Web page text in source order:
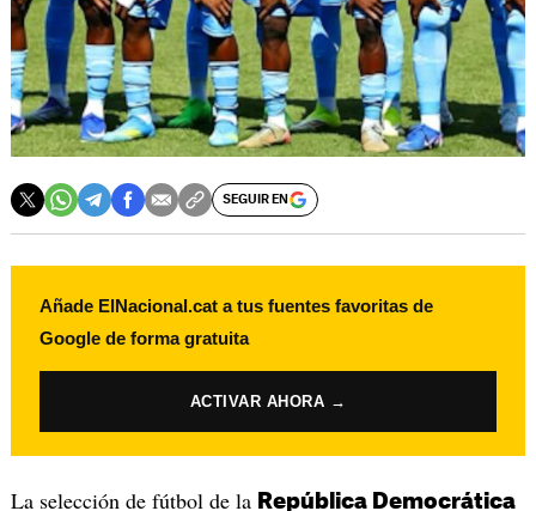
SEGUIR EN
Añade ElNacional.cat a tus fuentes favoritas de
Google de forma gratuita
ACTIVAR AHORA →
La selección de fútbol de la República Democrática